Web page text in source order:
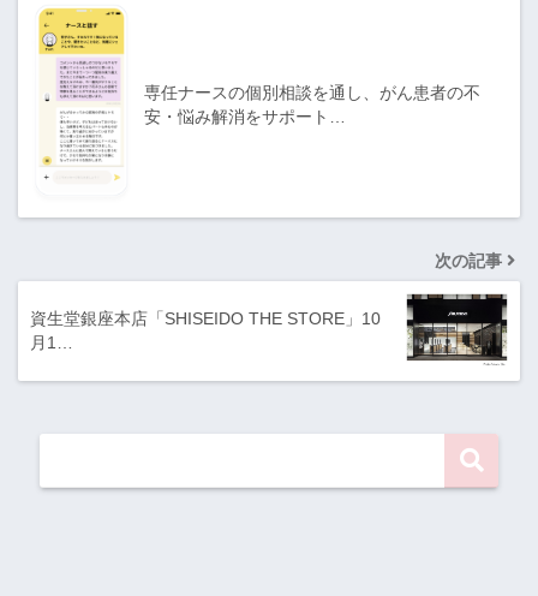
専任ナースの個別相談を通し、がん患者の不
安・悩み解消をサポート…
次の記事
資生堂銀座本店「SHISEIDO THE STORE」10
月1…